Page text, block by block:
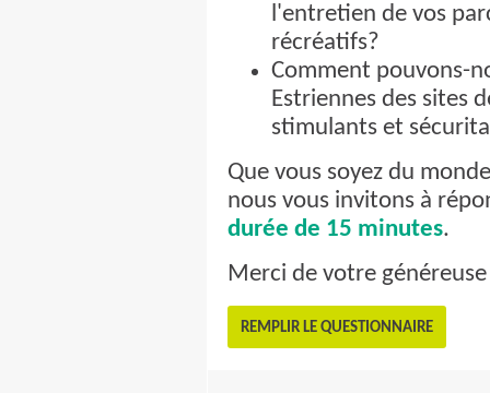
l'entretien de vos
récréatifs?
Comment pouvons-
Estriennes des sites
stimulants et
Que vous soyez du
nous vous invitons à
durée de 15 minutes.
Merci de votre
REMPLIR LE QUESTIONNAIRE